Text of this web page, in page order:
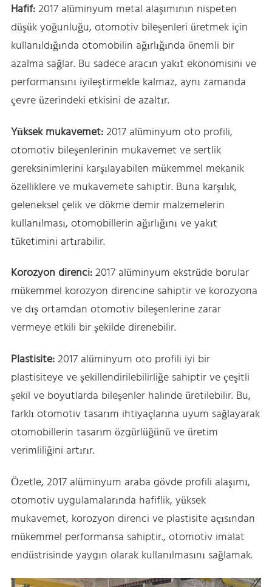
Hafif:2017 alüminyum metal alaşımının nispeten
düşük yoğunluğu, otomotiv bileşenleri üretmek için
kullanıldığında otomobilin ağırlığında önemli bir
azalma sağlar. Bu sadece aracın yakıt ekonomisini ve
performansını iyileştirmekle kalmaz, aynı zamanda
çevre üzerindeki etkisini de azaltır.
Yüksek mukavemet:2017 alüminyum oto profili,
otomotiv bileşenlerinin mukavemet ve sertlik
gereksinimlerini karşılayabilen mükemmel mekanik
özelliklere ve mukavemete sahiptir. Buna karşılık,
geleneksel çelik ve dökme demir malzemelerin
kullanılması, otomobillerin ağırlığını ve yakıt
tüketimini artırabilir.
Korozyon direnci:2017 alüminyum ekstrüde borular
mükemmel korozyon direncine sahiptir ve korozyona
ve dış ortamdan otomotiv bileşenlerine zarar
vermeye etkili bir şekilde direnebilir.
Plastisite:2017 alüminyum oto profili iyi bir
plastisiteye ve şekillendirilebilirliğe sahiptir ve çeşitli
şekil ve boyutlarda bileşenler halinde üretilebilir. Bu,
farklı otomotiv tasarım ihtiyaçlarına uyum sağlayarak
otomobillerin tasarım özgürlüğünü ve üretim
verimliliğini artırır.
Özetle, 2017 alüminyum araba gövde profili alaşımı,
otomotiv uygulamalarında hafiflik, yüksek
mukavemet, korozyon direnci ve plastisite açısından
mükemmel performansa sahiptir., otomotiv imalat
endüstrisinde yaygın olarak kullanılmasını sağlamak.